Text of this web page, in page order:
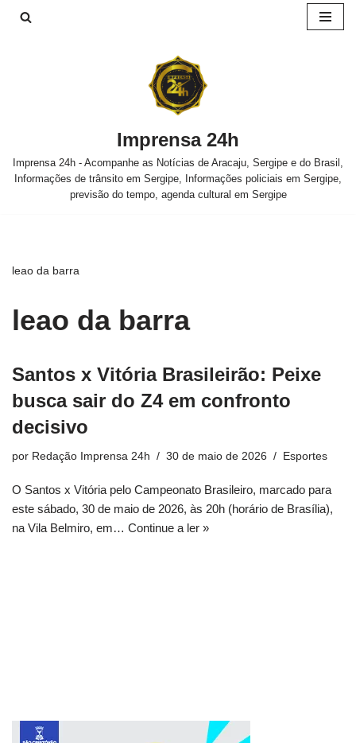
Imprensa 24h
Imprensa 24h - Acompanhe as Notícias de Aracaju, Sergipe e do Brasil,
Informações de trânsito em Sergipe, Informações policiais em Sergipe,
previsão do tempo, agenda cultural em Sergipe
leao da barra
leao da barra
Santos x Vitória Brasileirão: Peixe
busca sair do Z4 em confronto
decisivo
por Redação Imprensa 24h 30 de maio de 2026 Esportes
O Santos x Vitória pelo Campeonato Brasileiro, marcado para
este sábado, 30 de maio de 2026, às 20h (horário de Brasília),
na Vila Belmiro, em… Continue a ler »